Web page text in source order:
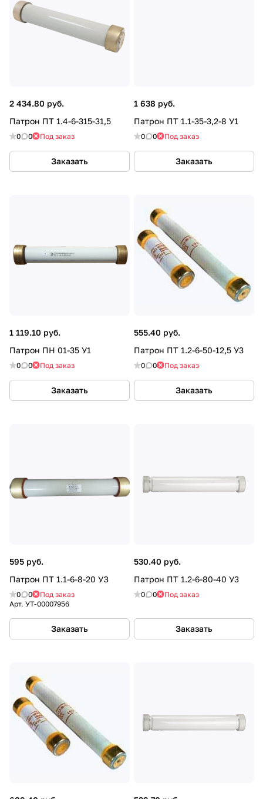
2 434.80 руб.
Патрон ПТ 1.4-6-315-31,5
0 0 Под заказ
Заказать
1 638 руб.
Патрон ПТ 1.1-35-3,2-8 У1
0 0 Под заказ
Заказать
1 119.10 руб.
Патрон ПН 01-35 У1
0 0 Под заказ
Заказать
555.40 руб.
Патрон ПТ 1.2-6-50-12,5 У3
0 0 Под заказ
Заказать
595 руб.
Патрон ПТ 1.1-6-8-20 УЗ
0 0
Под заказ
Арт. УТ-00007956
Заказать
530.40 руб.
Патрон ПТ 1.2-6-80-40 У3
0 0 Под заказ
Заказать